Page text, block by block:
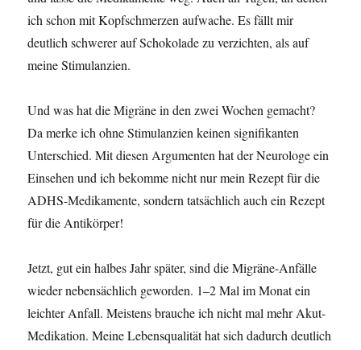
ich schon mit Kopfschmerzen aufwache. Es fällt mir
deutlich schwerer auf Schokolade zu verzichten, als auf
meine Stimulanzien.
Und was hat die Migräne in den zwei Wochen gemacht?
Da merke ich ohne Stimulanzien keinen signifikanten
Unterschied. Mit diesen Argumenten hat der Neurologe ein
Einsehen und ich bekomme nicht nur mein Rezept für die
ADHS-Medikamente, sondern tatsächlich auch ein Rezept
für die Antikörper!
Jetzt, gut ein halbes Jahr später, sind die Migräne-Anfälle
wieder nebensächlich geworden. 1–2 Mal im Monat ein
leichter Anfall. Meistens brauche ich nicht mal mehr Akut-
Medikation. Meine Lebensqualität hat sich dadurch deutlich